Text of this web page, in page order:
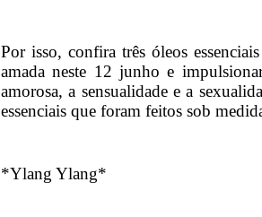
Por isso, confira três óleos
amada neste 12 junho e
amorosa, a sensualidade e a
essenciais que foram feitos sob
*Ylang Ylang*